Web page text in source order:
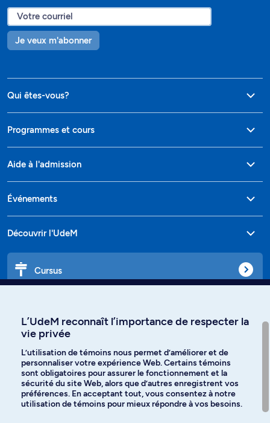
Je veux m'abonner
Qui êtes-vous?
Programmes et cours
Aide à l'admission
Événements
Découvrir l'UdeM
Cursus
Langues
Facebook Instagram
L’UdeM reconnaît l’importance de respecter la
vie privée
L’utilisation de témoins nous permet d’améliorer et de
personnaliser votre expérience Web. Certains témoins
sont obligatoires pour assurer le fonctionnement et la
sécurité du site Web, alors que d’autres enregistrent vos
préférences. En acceptant tout, vous consentez à notre
utilisation de témoins pour mieux répondre à vos besoins.